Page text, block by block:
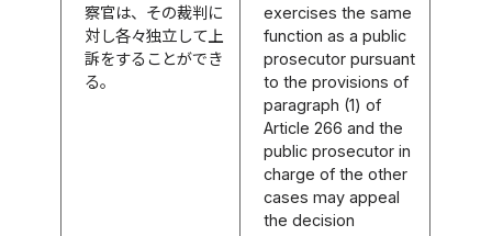
察官は、その裁判に
対し各々独立して上
訴をすることができ
る。
exercises the same
function as a public
prosecutor pursuant
to the provisions of
paragraph (1) of
Article 266 and the
public prosecutor in
charge of the other
cases may appeal
the decision